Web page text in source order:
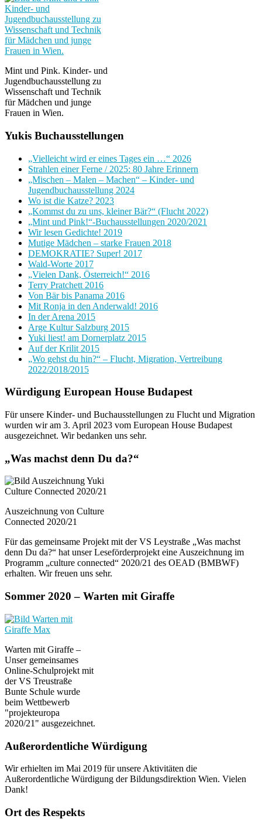
Mint und Pink. Kinder- und
Jugendbuchausstellung zu
Wissenschaft und Technik
für Mädchen und junge
Frauen in Wien.
Yukis Buchausstellungen
„Vielleicht wird er eines Tages ein …“ 2026
Strahlen einer Ferne / 2025: 80 Jahre Erinnern
„Mischen – Malen – Machen“ – Kinder- und
Jugendbuchausstellung 2024
Wo ist die Katze? 2023
„Kommst du zu uns, kleiner Bär?“ (Flucht 2022)
„Mint und Pink!“-Buchausstellungen 2020/2021
Wir lesen Gedichte! 2019
Mutige Mädchen – starke Frauen 2018
DEMOKRATIE? Super! 2017
Wald-Worte 2017
„Vielen Dank, Österreich!“ 2016
Terry Pratchett 2016
Von Bär bis Panama 2016
Mit Ronja in den Anderwald! 2016
In der Arena 2015
Arge Kultur Salzburg 2015
Yuki liest! am Dornerplatz 2015
Auf der Krilit 2015
„Wo gehst du hin?“ – Flucht, Migration, Vertreibung
2022/2018/2015
Würdigung European House Budapest
Für unsere Kinder- und Buchausstellungen zu Flucht und Migration
wurden wir am 3. April 2023 vom European House Budapest
ausgezeichnet. Wir bedanken uns sehr.
„Was machst denn Du da?“
Auszeichnung von Culture
Connected 2020/21
Für das gemeinsame Projekt mit der VS Leystraße „Was machst
denn Du da?“ hat unser Leseförderprojekt eine Auszeichnung im
Programm „culture connected“ 2020/21 des OEAD (BMBWF)
erhalten. Wir freuen uns sehr.
Sommer 2020 – Warten mit Giraffe
Warten mit Giraffe –
Unser gemeinsames
Online-Schulprojekt mit
der VS Treustraße
Bunte Schule wurde
beim Wettbewerb
"projekteuropa
2020/21" ausgezeichnet.
Außerordentliche Würdigung
Wir erhielten im Mai 2019 für unsere Aktivitäten die
Außerordentliche Würdigung der Bildungsdirektion Wien. Vielen
Dank!
Ort des Respekts